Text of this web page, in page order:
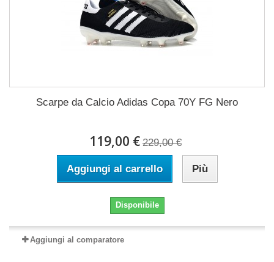
Scarpe da Calcio Adidas Copa 70Y FG Nero
119,00 € 229,00 €
Aggiungi al carrello Più
Disponibile
Aggiungi al comparatore